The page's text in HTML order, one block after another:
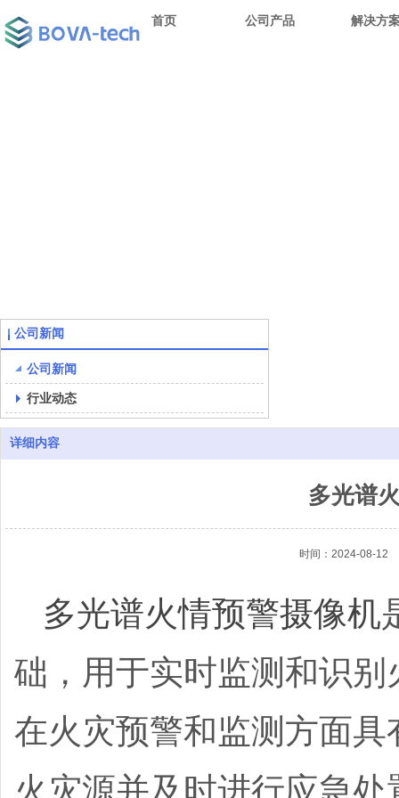
首页 公司产品 解决方
公司新闻
公司新闻
行业动态
详细内容
多光谱
时间：2024-08-12
多光谱火情预警摄像机
础，用于实时监测和识
在火灾预警和监测方面
火灾源并及时进行应急